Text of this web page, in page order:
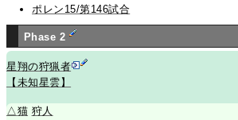
ポレン15/第146試合
Phase 2
星翔の狩猟者
【未知星雲】
△猫 狩人